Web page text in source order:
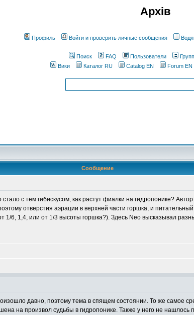
Архів
Профиль Войти и проверить личные сообщения
Поиск FAQ Пользователи
Вики
Каталог RU Catalog EN Forum EN
Сообщение
с тем гибискусом, как растут фиалки на гидропонике?
отверстия аэрации в верхней части горшка, и
1/6, 1,4, или от 1/3 высоты горшка?). Здесь Neo высказывал
давно, поэтому тема в спящем состоянии. То же самое
на произвол судьбы в гидропонике. Также у него не